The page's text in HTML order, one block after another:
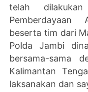
telah
Pemberdayaan
beserta tim dari
Polda Jambi
bersama-sama
Kalimantan
laksanakan dan